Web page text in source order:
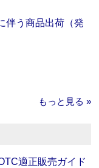
伴う商品出荷（発
もっと見る »
適正販売ガイド